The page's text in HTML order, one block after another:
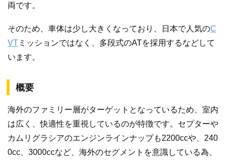
両です。
そのため、車体は少し大きくなっており、日本で人気のC
VT ミッションではなく、多段式のATを採用するなどして
います。
概要
海外のファミリー層がターゲットとなっているため、室内
は広く、快適性を重視しているのが特徴です。セプターや
カムリグラシアのエンジンラインナップも2200ccや、240
0cc、3000ccなど、海外のセグメントを意識している為、